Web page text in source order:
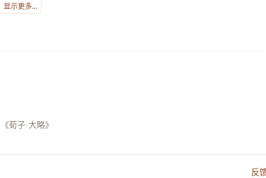
显示更多...
《荀子·大略》
反